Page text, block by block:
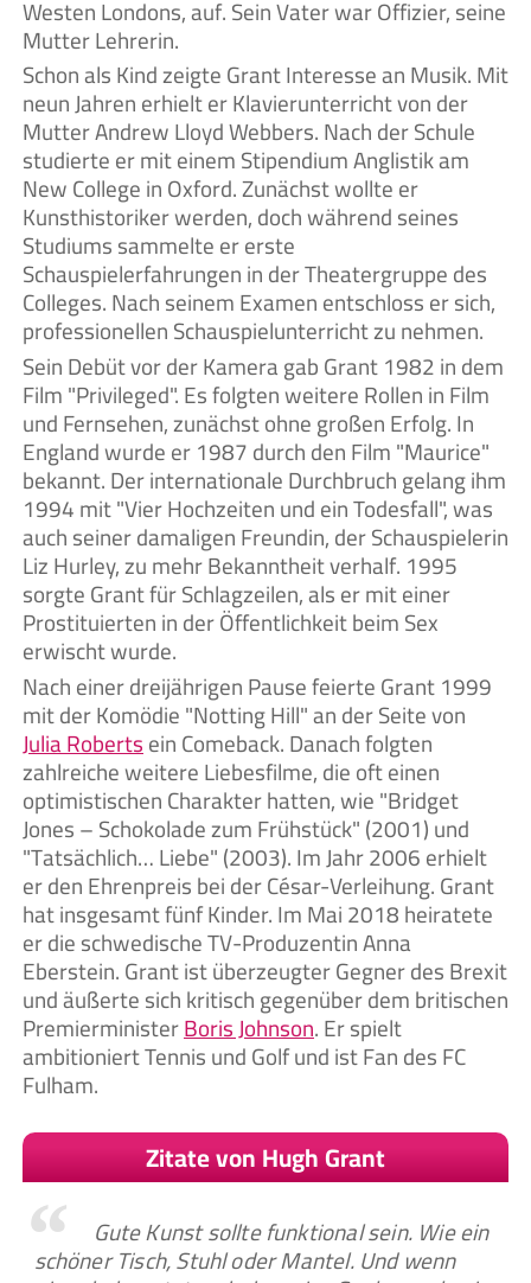
Westen Londons, auf. Sein Vater war Offizier, seine
Mutter Lehrerin.
Schon als Kind zeigte Grant Interesse an Musik. Mit
neun Jahren erhielt er Klavierunterricht von der
Mutter Andrew Lloyd Webbers. Nach der Schule
studierte er mit einem Stipendium Anglistik am
New College in Oxford. Zunächst wollte er
Kunsthistoriker werden, doch während seines
Studiums sammelte er erste
Schauspielerfahrungen in der Theatergruppe des
Colleges. Nach seinem Examen entschloss er sich,
professionellen Schauspielunterricht zu nehmen.
Sein Debüt vor der Kamera gab Grant 1982 in dem
Film "Privileged". Es folgten weitere Rollen in Film
und Fernsehen, zunächst ohne großen Erfolg. In
England wurde er 1987 durch den Film "Maurice"
bekannt. Der internationale Durchbruch gelang ihm
1994 mit "Vier Hochzeiten und ein Todesfall", was
auch seiner damaligen Freundin, der Schauspielerin
Liz Hurley, zu mehr Bekanntheit verhalf. 1995
sorgte Grant für Schlagzeilen, als er mit einer
Prostituierten in der Öffentlichkeit beim Sex
erwischt wurde.
Nach einer dreijährigen Pause feierte Grant 1999
mit der Komödie "Notting Hill" an der Seite von
Julia Robertsein Comeback. Danach folgten
zahlreiche weitere Liebesfilme, die oft einen
optimistischen Charakter hatten, wie "Bridget
Jones – Schokolade zum Frühstück" (2001) und
"Tatsächlich… Liebe" (2003). Im Jahr 2006 erhielt
er den Ehrenpreis bei der César-Verleihung. Grant
hat insgesamt fünf Kinder. Im Mai 2018 heiratete
er die schwedische TV-Produzentin Anna
Eberstein. Grant ist überzeugter Gegner des Brexit
und äußerte sich kritisch gegenüber dem britischen
PremierministerBoris Johnson. Er spielt
ambitioniert Tennis und Golf und ist Fan des FC
Fulham.
Zitate von Hugh Grant
Gute Kunst sollte funktional sein. Wie ein
schöner Tisch, Stuhl oder Mantel. Und wenn